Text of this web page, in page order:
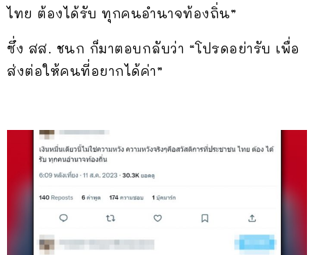
ไทย ต้องได้รับ ทุกคนอำนาจท้องถิ่น”
ซึ่ง สส. ชนก ก็มาตอบกลับว่า “โปรดอย่ารับ เพื่อ
ส่งต่อให้คนที่อยากได้ค่า”